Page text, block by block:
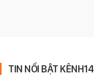
TIN NỔI BẬT KÊNH14